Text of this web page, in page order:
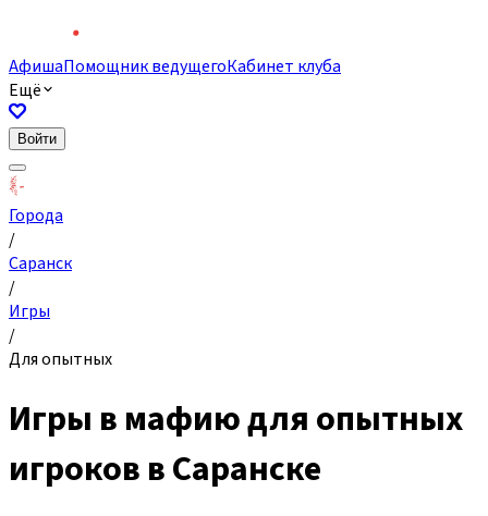
АфишаПомощник ведущегоКабинет клуба
Ещё
Войти
Города
/
Саранск
/
Игры
/
Для опытных
Игры в мафию для опытных
игроков в Саранске